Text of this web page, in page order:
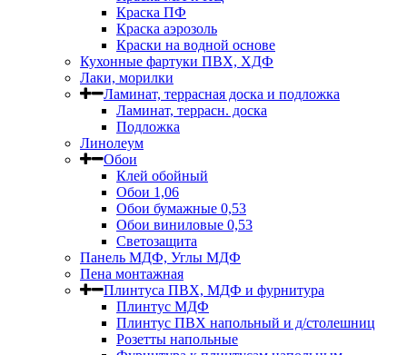
Краска ПФ
Краска аэрозоль
Краски на водной основе
Кухонные фартуки ПВХ, ХДФ
Лаки, морилки
Ламинат, террасная доска и подложка
Ламинат, террасн. доска
Подложка
Линолеум
Обои
Клей обойный
Обои 1,06
Обои бумажные 0,53
Обои виниловые 0,53
Светозащита
Панель МДФ, Углы МДФ
Пена монтажная
Плинтуса ПВХ, МДФ и фурнитура
Плинтус МДФ
Плинтус ПВХ напольный и д/столешниц
Розетты напольные